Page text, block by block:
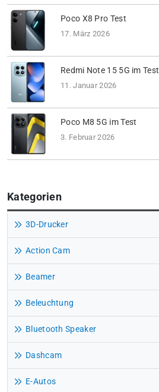
Poco X8 Pro Test
17. März 2026
Redmi Note 15 5G im Test
11. Januar 2026
Poco M8 5G im Test
3. Februar 2026
Kategorien
3D-Drucker
Action Cam
Beamer
Beleuchtung
Bluetooth Speaker
Dashcam
E-Autos